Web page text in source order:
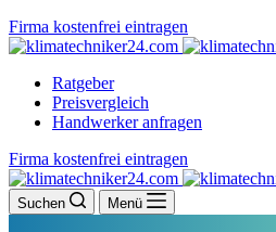
Firma kostenfrei eintragen
Ratgeber
Preisvergleich
Handwerker anfragen
Firma kostenfrei eintragen
Suchen Menü